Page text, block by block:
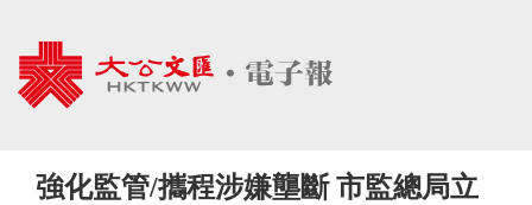
強化監管/攜程涉嫌壟斷 市監總局立